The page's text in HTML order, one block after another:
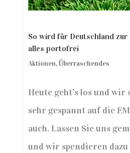
So wird für Deutschland zur
alles portofrei
Aktionen,Überraschendes
Heute geht’s los und wir
sehr gespannt auf die
auch. Lassen Sie uns
und wir spendieren dazu